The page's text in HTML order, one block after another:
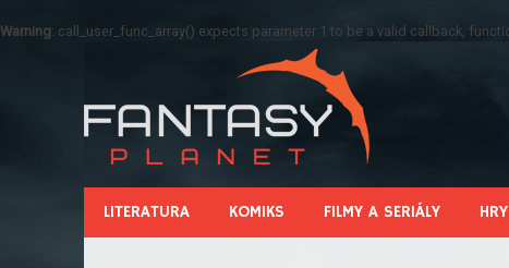
Warning: call_user_func_array() expects parameter 1 to be a valid callback,
LITERATURA KOMIKS FILMY A SERIÁLY HRY